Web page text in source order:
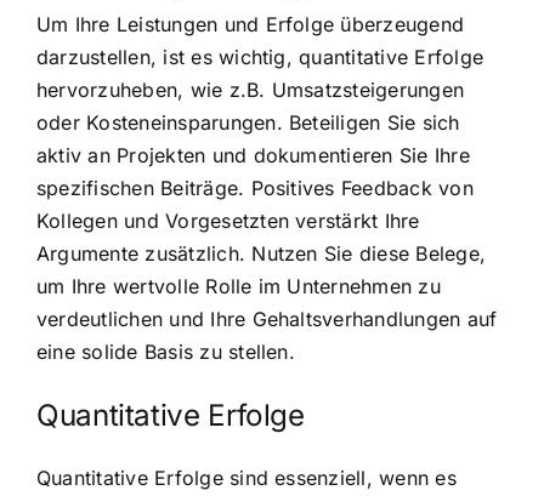
Um Ihre Leistungen und Erfolge überzeugend
darzustellen, ist es wichtig, quantitative Erfolge
hervorzuheben, wie z.B. Umsatzsteigerungen
oder Kosteneinsparungen. Beteiligen Sie sich
aktiv an Projekten und dokumentieren Sie Ihre
spezifischen Beiträge. Positives Feedback von
Kollegen und Vorgesetzten verstärkt Ihre
Argumente zusätzlich. Nutzen Sie diese Belege,
um Ihre wertvolle Rolle im Unternehmen zu
verdeutlichen und Ihre Gehaltsverhandlungen auf
eine solide Basis zu stellen.
Quantitative Erfolge
Quantitative Erfolge sind essenziell, wenn es